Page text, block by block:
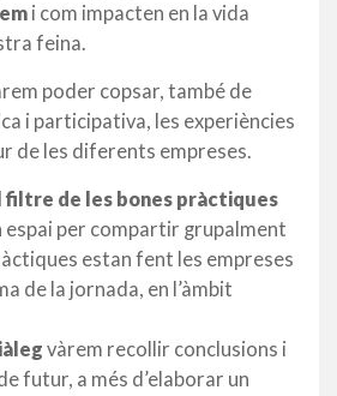
i com impacten en la vida
feina.
poder copsar, també de
i participativa, les experiències
de les diferents empreses.
filtre de les bones pràctiques
espai per compartir grupalment
estan fent les empreses
de la jornada, en l’àmbit
vàrem recollir conclusions i
futur, a més d’elaborar un